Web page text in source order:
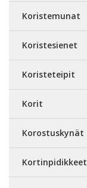
Koristemunat
Koristesienet
Koristeteipit
Korit
Korostuskynät
Kortinpidikkeet